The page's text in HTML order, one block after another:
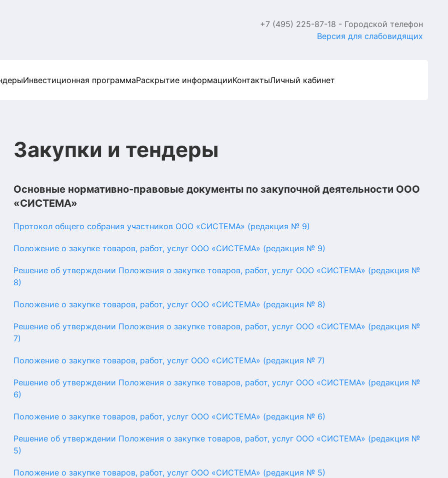
+7 (495) 225-87-18 - Городской телефон
Версия для слабовидящих
Инвестиционная программаРаскрытие информацииКонтактыЛичный кабинет
Закупки и тендеры
Основные нормативно-правовые документы по закупочной деятельности ООО
«СИСТЕМА»
Протокол общего собрания участников ООО «СИСТЕМА» (редакция № 9)
Положение о закупке товаров, работ, услуг ООО «СИСТЕМА» (редакция № 9)
Решение об утверждении Положения о закупке товаров, работ, услуг ООО «СИСТЕМА» (редакция №
8)
Положение о закупке товаров, работ, услуг ООО «СИСТЕМА» (редакция № 8)
Решение об утверждении Положения о закупке товаров, работ, услуг ООО «СИСТЕМА» (редакция №
7)
Положение о закупке товаров, работ, услуг ООО «СИСТЕМА» (редакция № 7)
Решение об утверждении Положения о закупке товаров, работ, услуг ООО «СИСТЕМА» (редакция №
6)
Положение о закупке товаров, работ, услуг ООО «СИСТЕМА» (редакция № 6)
Решение об утверждении Положения о закупке товаров, работ, услуг ООО «СИСТЕМА» (редакция №
5)
Положение о закупке товаров, работ, услуг ООО «СИСТЕМА» (редакция № 5)